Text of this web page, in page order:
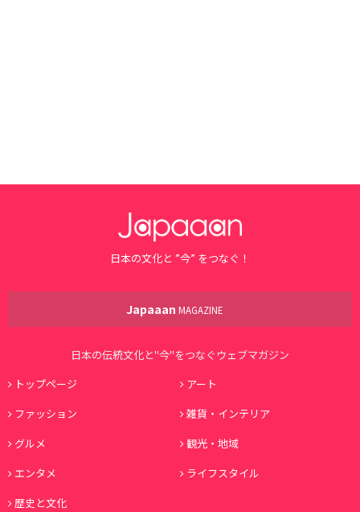
日本の文化と ”今” をつなぐ！
Japaaan MAGAZINE
日本の伝統文化と"今"をつなぐウェブマガジン
トップページ
アート
ファッション
雑貨・インテリア
グルメ
観光・地域
エンタメ
ライフスタイル
歴史と文化